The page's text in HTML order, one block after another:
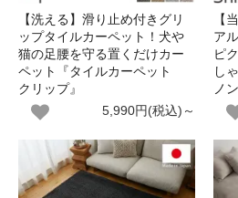
【洗える】滑り止め付きグリ
ップタイルカーペット！犬や
猫の足腰を守る置くだけカー
ペット『タイルカーペット
クリップ』
5,990円(税込)～
【
ア
ピ
し
ノン